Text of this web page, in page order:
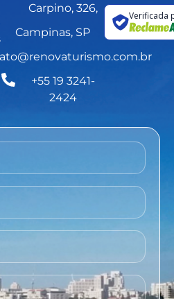
Carpino, 326,
Campinas, SP
+55 19 3241-
2424
Verificada